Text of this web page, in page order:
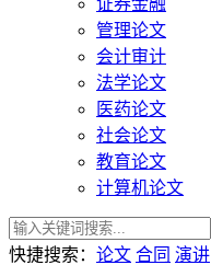
证券金融
管理论文
会计审计
法学论文
医药论文
社会论文
教育论文
计算机论文
快捷搜索： 论文 合同 演讲